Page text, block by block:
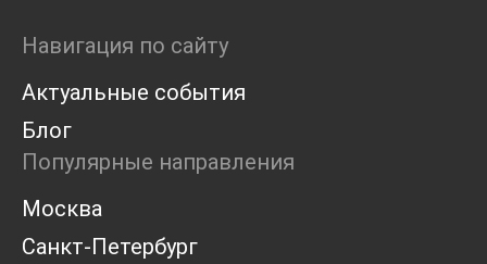
Навигация по сайту
Актуальные события
Блог
Популярные направления
Москва
Санкт-Петербург